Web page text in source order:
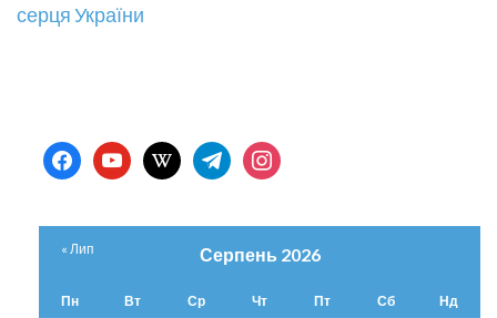
серця України
facebookyoutubewikipediatelegraminstagram
Серпень 2026
Пн Вт Ср Чт Пт Сб Нд
« Лип